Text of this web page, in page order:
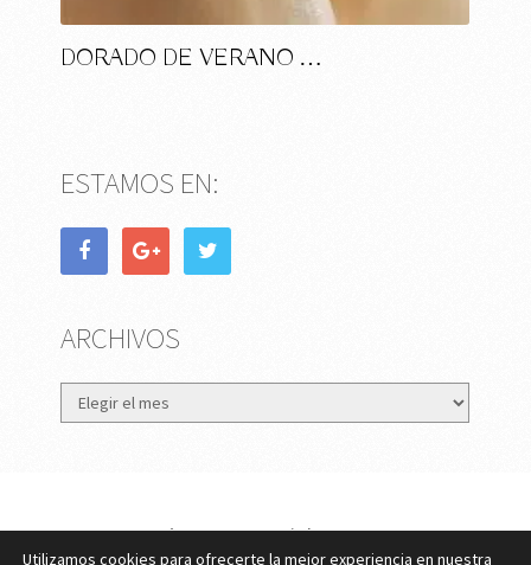
DORADO DE VERANO …
ESTAMOS EN:
ARCHIVOS
Archivos
eMujer.comCopyright © 2026.
Utilizamos cookies para ofrecerte la mejor experiencia en nuestra